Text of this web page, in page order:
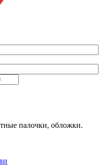
палочки, обложки.